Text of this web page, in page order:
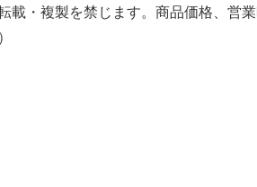
載・複製を禁じます。商品価格、営